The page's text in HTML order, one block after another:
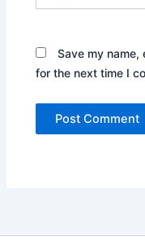
Save my
for the next time I